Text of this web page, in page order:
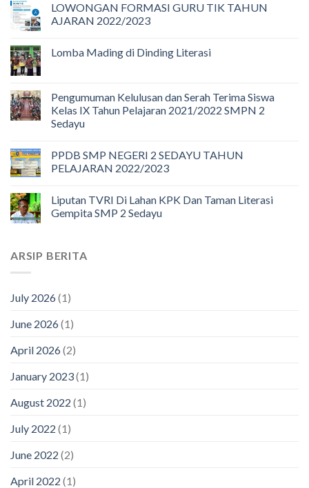
LOWONGAN FORMASI GURU TIK TAHUN
AJARAN 2022/2023
Lomba Mading di Dinding Literasi
Pengumuman Kelulusan dan Serah Terima Siswa
Kelas IX Tahun Pelajaran 2021/2022 SMPN 2
Sedayu
PPDB SMP NEGERI 2 SEDAYU TAHUN
PELAJARAN 2022/2023
Liputan TVRI Di Lahan KPK Dan Taman Literasi
Gempita SMP 2 Sedayu
ARSIP BERITA
July 2026(1)
June 2026(1)
April 2026(2)
January 2023(1)
August 2022 (1)
July 2022 (1)
June 2022 (2)
April 2022 (1)